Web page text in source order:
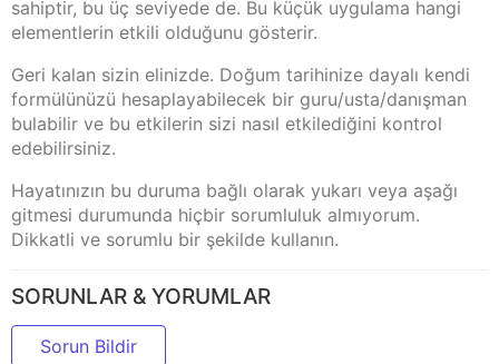
sahiptir, bu üç seviyede de. Bu küçük uygulama hangi
elementlerin etkili olduğunu gösterir.
Geri kalan sizin elinizde. Doğum tarihinize dayalı kendi
formülünüzü hesaplayabilecek bir guru/usta/danışman
bulabilir ve bu etkilerin sizi nasıl etkilediğini kontrol
edebilirsiniz.
Hayatınızın bu duruma bağlı olarak yukarı veya aşağı
gitmesi durumunda hiçbir sorumluluk almıyorum.
Dikkatli ve sorumlu bir şekilde kullanın.
SORUNLAR & YORUMLAR
Sorun Bildir